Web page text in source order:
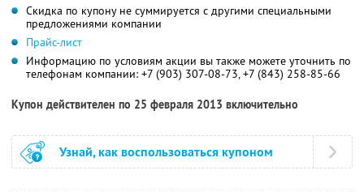
Скидка по купону не суммируется с другими специальными
предложениями компании
Прайс-лист
Информацию по условиям акции вы также можете уточнить по
телефонам компании: +7 (903) 307-08-73, +7 (843) 258-85-66
Купон действителен по 25 февраля 2013 включительно
Узнай, как воспользоваться купоном